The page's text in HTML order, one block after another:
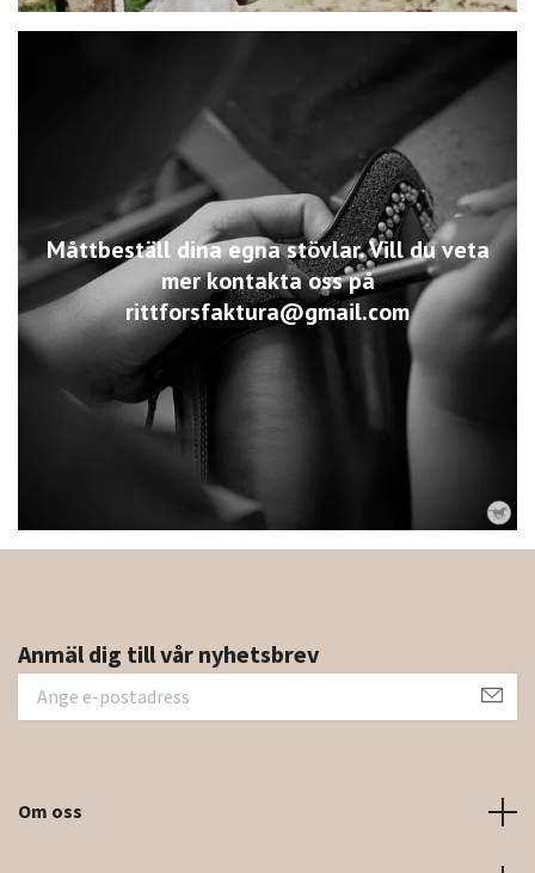
Måttbeställ dina egna stövlar. Vill du veta
mer kontakta oss på
rittforsfaktura@gmail.com
Anmäl dig till vår nyhetsbrev
Om oss